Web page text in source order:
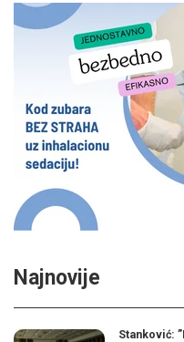
Najnovije
Stanković: